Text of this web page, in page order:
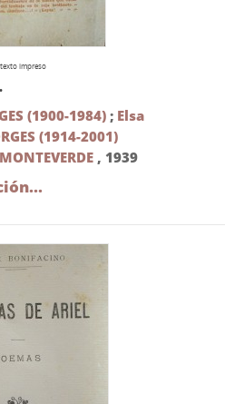
texto impreso
(1900-1984); Elsa
(1914-2001)
, 1939